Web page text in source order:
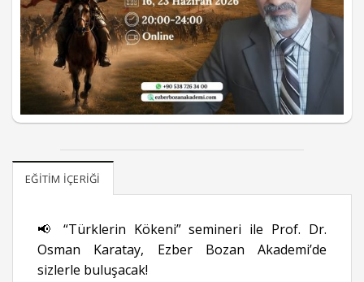
EĞITIM İÇERIĞI
📢 “Türklerin Kökeni” semineri ile Prof. Dr.
Osman Karatay, Ezber Bozan Akademi’de
sizlerle buluşacak!